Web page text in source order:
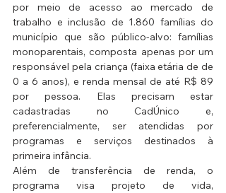
por meio de acesso ao mercado de
trabalho e inclusão de 1.860 famílias do
município que são público-alvo: famílias
monoparentais, composta apenas por um
responsável pela criança (faixa etária de de
0 a 6 anos), e renda mensal de até R$ 89
por pessoa. Elas precisam estar
cadastradas no CadÚnico e,
preferencialmente, ser atendidas por
programas e serviços destinados à
primeira infância.
Além de transferência de renda, o
programa visa projeto de vida,